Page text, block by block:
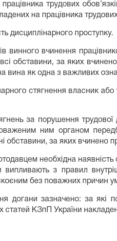
трудових
на працівника трудових
дисциплінарного проступку.
винного вчинення
обставини, за яких
вина як одна з важливих
стягнення власник
за порушення
ним органом
обставини, за яких вчинено
необхідна
випливають з правил
без поважних причин
догани зазначено: за які
статей КЗпП України